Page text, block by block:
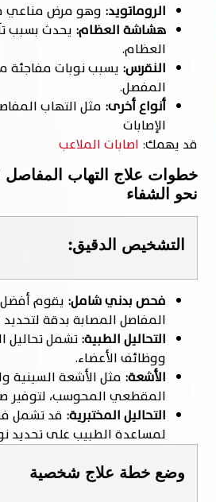
الروماتويد: وهو مرض مناعي
هشاشة العظام: يحدث بسبب
العظام.
النقرس: يسبب نوبات مفاجئة
المفصل.
أنواع أخرى: مثل التهاب
الإصابات
قد يهمك: اصابات الملاعب
خطوات علاج التهاب
نحو الشفاء
التشخيص الدقيق:
فحص بدني شامل: يقوم أفضل
المفاصل المصابة بدقة
التحاليل الطبية:تشمل تحاليل
ووظائف الأعضاء.
الأشعة: مثل الأشعة السينية
المقطعي المحوسب، لتوفير
التحاليل المختبرية: قد تشمل
لمساعدة الطبيب على تحديد
وضع خطة علاج شخصية